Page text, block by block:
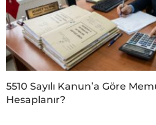
5510 Sayılı Kanun’a Göre
Hesaplanır?